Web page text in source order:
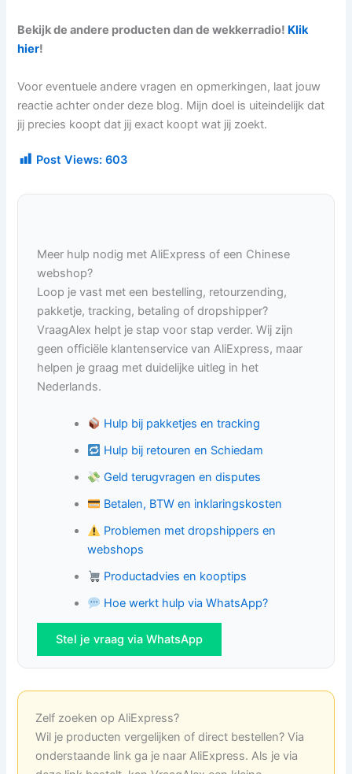
Bekijk de andere producten dan de wekkerradio! Klik
hier!
Voor eventuele andere vragen en opmerkingen, laat jouw
reactie achter onder deze blog. Mijn doel is uiteindelijk dat
jij precies koopt dat jij exact koopt wat jij zoekt.
Post Views: 603
Meer hulp nodig met AliExpress of een Chinese
webshop?
Loop je vast met een bestelling, retourzending,
pakketje, tracking, betaling of dropshipper?
VraagAlex helpt je stap voor stap verder. Wij zijn
geen officiële klantenservice van AliExpress, maar
helpen je graag met duidelijke uitleg in het
Nederlands.
Hulp bij pakketjes en tracking
Hulp bij retouren en Schiedam
Geld terugvragen en disputes
Betalen, BTW en inklaringskosten
Problemen met dropshippers en
webshops
Productadvies en kooptips
Hoe werkt hulp via WhatsApp?
Stel je vraag via WhatsApp
Zelf zoeken op AliExpress?
Wil je producten vergelijken of direct bestellen? Via
onderstaande link ga je naar AliExpress. Als je via